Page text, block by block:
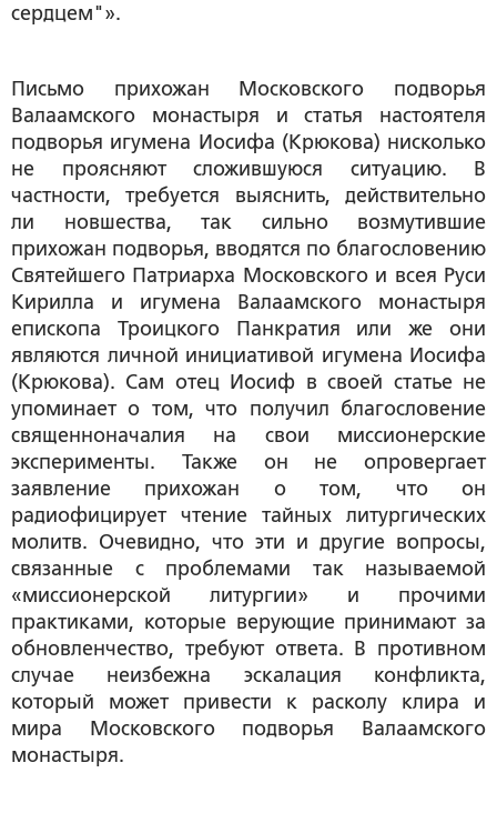
сердцем"».
Письмо прихожан Московского подворья
Валаамского монастыря и статья настоятеля
подворья игумена Иосифа (Крюкова) нисколько
не проясняют сложившуюся ситуацию. В
частности, требуется выяснить, действительно
ли новшества, так сильно возмутившие
прихожан подворья, вводятся по благословению
Святейшего Патриарха Московского и всея Руси
Кирилла и игумена Валаамского монастыря
епископа Троицкого Панкратия или же они
являются личной инициативой игумена Иосифа
(Крюкова). Сам отец Иосиф в своей статье не
упоминает о том, что получил благословение
священноначалия на свои миссионерские
эксперименты. Также он не опровергает
заявление прихожан о том, что он
радиофицирует чтение тайных литургических
молитв. Очевидно, что эти и другие вопросы,
связанные с проблемами так называемой
«миссионерской литургии» и прочими
практиками, которые верующие принимают за
обновленчество, требуют ответа. В противном
случае неизбежна эскалация конфликта,
который может привести к расколу клира и
мира Московского подворья Валаамского
монастыря.